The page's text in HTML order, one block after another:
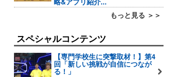
もっと見る ＞＞
スペシャルコンテンツ
【専門学校生に突撃取材！】第4
回「新しい挑戦が自信につなが
る！」